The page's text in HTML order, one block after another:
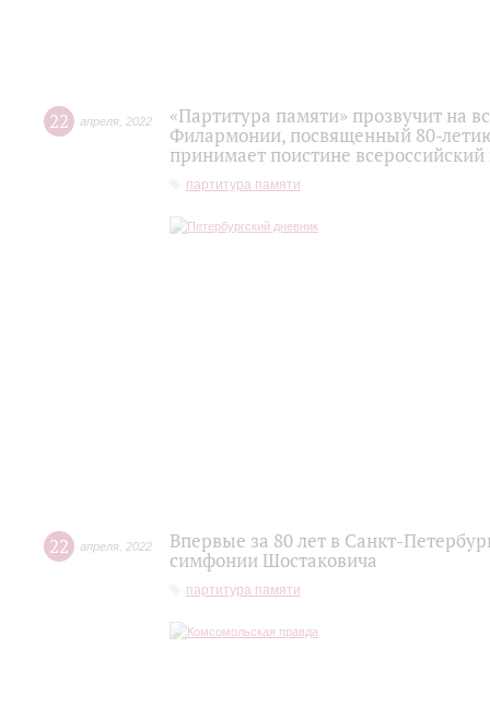
22 апреля 2022
«Партитура памяти» прозвучит на
Филармонии, посвященный 80-
принимает поистине
партитура памяти
22 апреля 2022
Впервые за 80 лет в Санкт-
симфонии Шостаковича
партитура памяти